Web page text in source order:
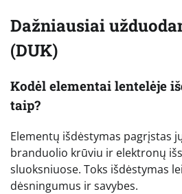
Dažniausiai
(DUK)
Kodėl elementai lentelėje
taip?
Elementų išdėstymas pagrįstas
branduolio krūviu ir elektronų
sluoksniuose. Toks išdėstymas
dėsningumus ir savybes.